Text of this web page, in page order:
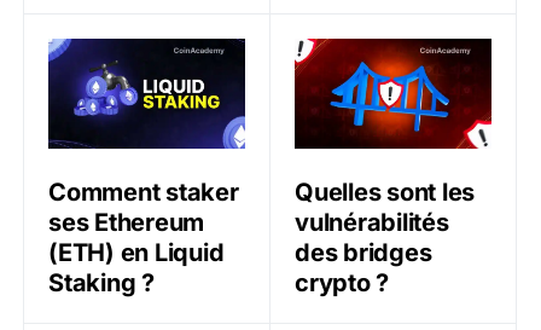
Comment staker ses Ethereum (ETH) en Liquid
Comment staker
ses Ethereum
(ETH) en Liquid
Staking ?
Quelles sont les
Quelles sont les
vulnérabilités
des bridges
crypto ?